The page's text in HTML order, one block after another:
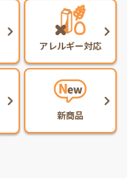
アレルギー対応
新商品